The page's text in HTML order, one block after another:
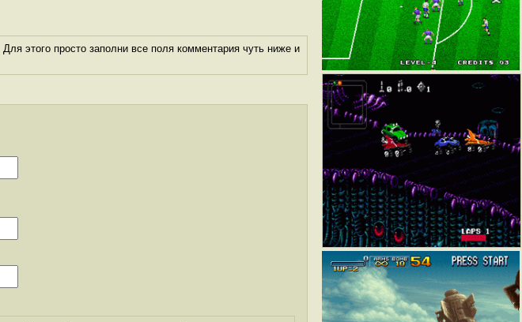
этого просто заполни все поля комментария чуть ниже и